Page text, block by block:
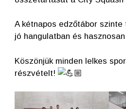
A kétnapos edzőtábor
jó hangulatban és
Köszönjük minden lelkes
részvételt!